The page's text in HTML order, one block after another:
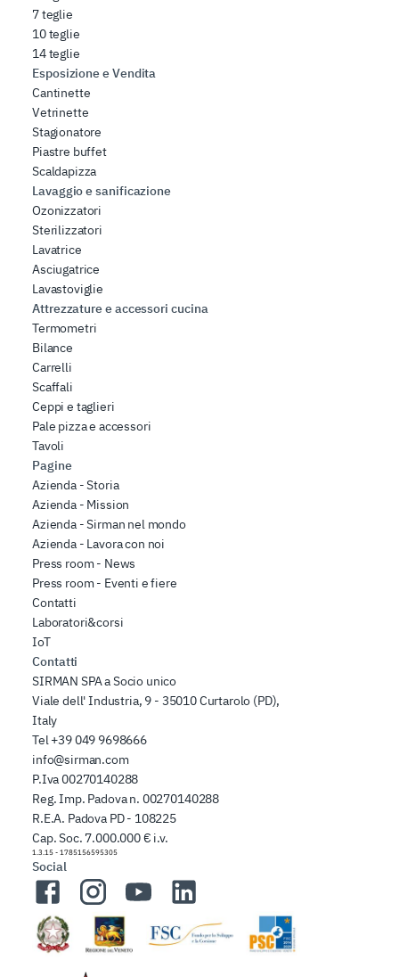
7 teglie
10 teglie
14 teglie
Esposizione e Vendita
Cantinette
Vetrinette
Stagionatore
Piastre buffet
Scaldapizza
Lavaggio e sanificazione
Ozonizzatori
Sterilizzatori
Lavatrice
Asciugatrice
Lavastoviglie
Attrezzature e accessori cucina
Termometri
Bilance
Carrelli
Scaffali
Ceppi e taglieri
Pale pizza e accessori
Tavoli
Pagine
Azienda - Storia
Azienda - Mission
Azienda - Sirman nel mondo
Azienda - Lavora con noi
Press room - News
Press room - Eventi e fiere
Contatti
Laboratori&corsi
IoT
Contatti
SIRMAN SPA a Socio unico
Viale dell' Industria, 9 - 35010 Curtarolo (PD),
Italy
Tel+39 049 9698666
info@sirman.com
P.Iva 00270140288
Reg. Imp. Padova n. 00270140288
R.E.A. Padova PD - 108225
Cap. Soc. 7.000.000 € i.v.
1.3.15 - 1785156595305
Social
FacebookInstagramYouTubeLinkedIn